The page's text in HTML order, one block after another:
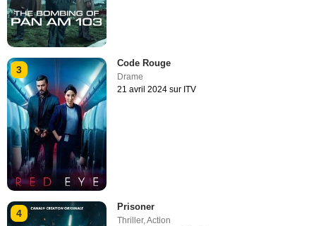
3
Code Rouge
Drame
21 avril 2024 sur ITV
4
Prisoner
Thriller,Action